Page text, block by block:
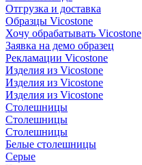
Отгрузка и доставка
Образцы Vicostone
Хочу обрабатывать Vicostone
Заявка на демо образец
Рекламации Vicostone
Изделия из Vicostone
Изделия из Vicostone
Изделия из Vicostone
Столешницы
Столешницы
Столешницы
Белые столешницы
Серые